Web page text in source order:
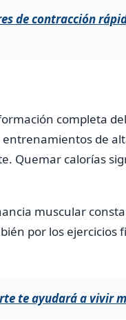
de contracción
completa
de
Quemar calorías
muscular
por los ejercicios
te ayudará a vivir